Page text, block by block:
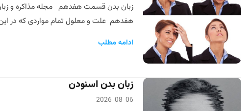
زبان بدن قسمت هفدهم مجله مذاکره و
هفدهم علت و معلول تمام مواردی که در
ادامه مطلب
زبان بدن اسنودن
2026-08-06